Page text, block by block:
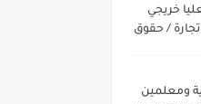
خريجي
/ حقوق
ومعلمين